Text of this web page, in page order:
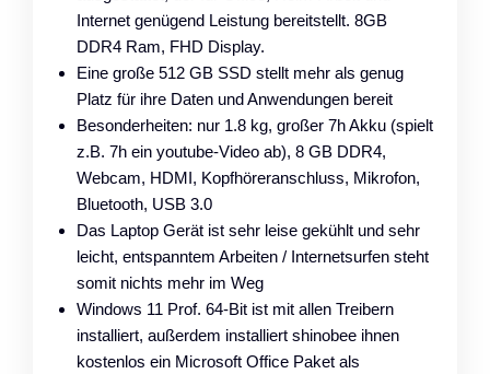
Internet genügend Leistung bereitstellt. 8GB
DDR4 Ram, FHD Display.
Eine große 512 GB SSD stellt mehr als genug
Platz für ihre Daten und Anwendungen bereit
Besonderheiten: nur 1.8 kg, großer 7h Akku (spielt
z.B. 7h ein youtube-Video ab), 8 GB DDR4,
Webcam, HDMI, Kopfhöreranschluss, Mikrofon,
Bluetooth, USB 3.0
Das Laptop Gerät ist sehr leise gekühlt und sehr
leicht, entspanntem Arbeiten / Internetsurfen steht
somit nichts mehr im Weg
Windows 11 Prof. 64-Bit ist mit allen Treibern
installiert, außerdem installiert shinobee ihnen
kostenlos ein Microsoft Office Paket als